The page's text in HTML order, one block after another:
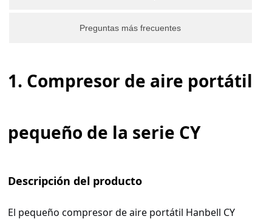
Preguntas más frecuentes